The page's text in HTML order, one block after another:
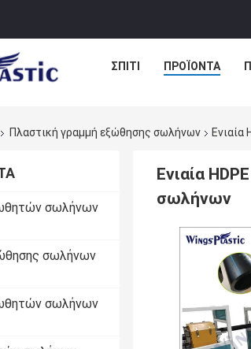
ΣΠΊΤΙ ΠΡΟΪΌΝΤΑ
Πλαστική γραμμή εξώθησης σωλήνων
σωλήνων
σωλήνων
σωλήνων
Ενιαία
σωλήνων